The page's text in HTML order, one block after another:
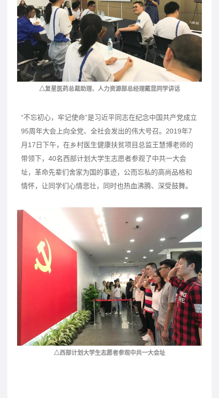
△复星医药总裁助理、人力资源部总经理戴昆同学讲话
“不忘初心，牢记使命”是习近平同志在纪念中国共产党成立
95周年大会上向全党、全社会发出的伟大号召。2019年7
月17日下午，在乡村医生健康扶贫项目总监王慧博老师的
带领下，40名西部计划大学生志愿者参观了中共一大会
址，革命先辈们舍家为国的事迹，公而忘私的高尚品格和
情怀，让同学们心情悲壮，同时也热血沸腾、深受鼓舞。
△西部计划大学生志愿者参观中共一大会址